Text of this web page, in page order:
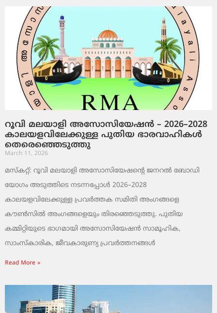
റൂവി മലയാളി അസോസിയേഷൻ – 2026–2028
കാലയളവിലേക്കുള്ള പുതിയ ഭാരവാഹികൾ
തെരെഞ്ഞെടുത്തു
March 11, 2026
മസ്കറ്റ്: റൂവി മലയാളി അസോസിയേഷന്റെ ജനറൽ ബോഡി
യോഗം അടുത്തിടെ നടന്നപ്പോൾ 2026–2028
കാലയളവിലേക്കുള്ള പ്രവർത്തക സമിതി അംഗങ്ങളെ
കൗൺസിൽ അംഗങ്ങളെയും തിരഞ്ഞെടുത്തു. പുതിയ
കമ്മിറ്റിയുടെ ഭാഗമായി അസോസിയേഷൻ സാമൂഹിക,
സാംസ്‌കാരിക, ജീവകാരുണ്യ പ്രവർത്തനങ്ങൾ
Read More »